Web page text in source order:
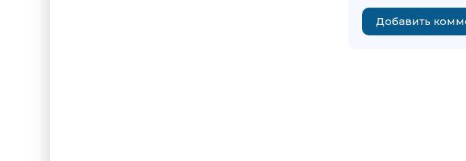
Добавить